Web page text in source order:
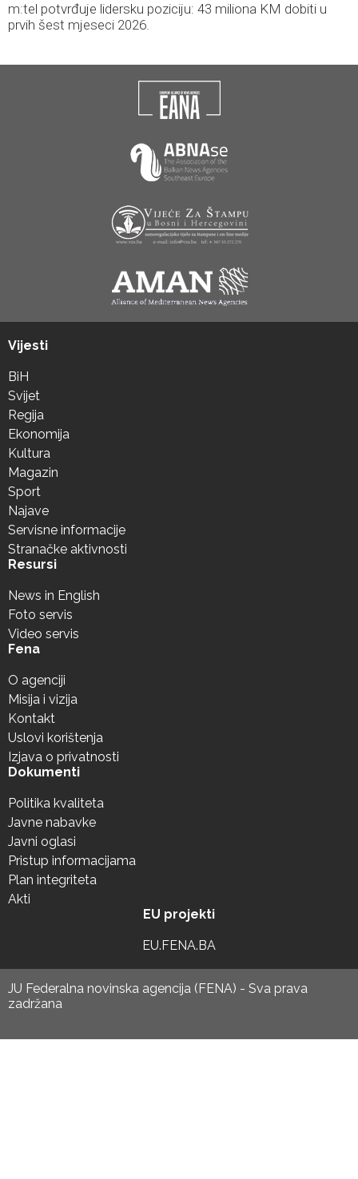
m:tel potvrđuje lidersku poziciju: 43 miliona KM dobiti u
prvih šest mjeseci 2026.
Vijesti
BiH
Svijet
Regija
Ekonomija
Kultura
Magazin
Sport
Najave
Servisne informacije
Stranačke aktivnosti
Resursi
News in English
Foto servis
Video servis
Fena
O agenciji
Misija i vizija
Kontakt
Uslovi korištenja
Izjava o privatnosti
Dokumenti
Politika kvaliteta
Javne nabavke
Javni oglasi
Pristup informacijama
Plan integriteta
Akti
EU projekti
EU.FENA.BA
JU Federalna novinska agencija (FENA) - Sva prava
zadržana